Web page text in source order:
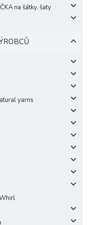
na šátky, šaty
yarns